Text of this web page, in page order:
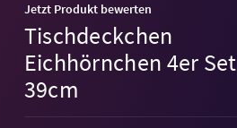
Jetzt Produkt bewerten
Tischdeckchen
Eichhörnchen 4er Set
39cm